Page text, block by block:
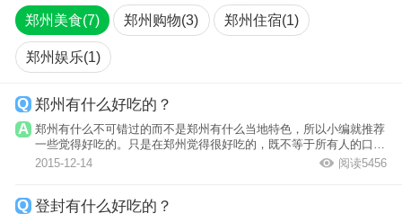
郑州美食(7) 郑州购物(3) 郑州住宿(1)
郑州娱乐(1)
郑州有什么好吃的？
郑州有什么不可错过的而不是郑州有什么当地特色，所以小编就推荐
一些觉得好吃的。只是在郑州觉得很好吃的，既不等于所有人的口
味，也不等于...
2015-12-14 阅读5456
登封有什么好吃的？